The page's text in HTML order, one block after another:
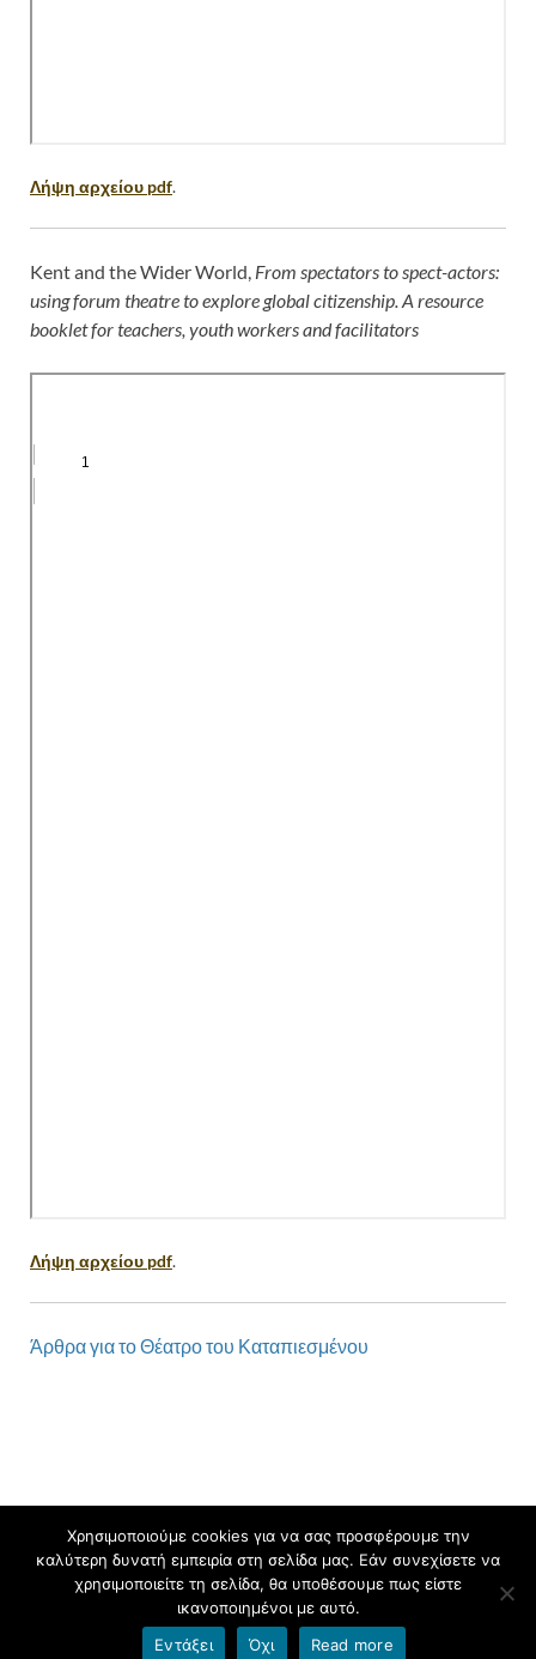
Λήψη αρχείου pdf.
Kent and the Wider World, From spectators to spect-actors:
using forum theatre to explore global citizenship.A resource
booklet for teachers, youth workersand facilitators
Λήψη αρχείου pdf.
Άρθρα για το Θέατρο του Καταπιεσμένου
Πνευματικά δικαιώματα © 2026
blogs.sch.grκαιHitMag.
Χρησιμοποιούμε cookies για να σας προσφέρουμε την
καλύτερη δυνατή εμπειρία στη σελίδα μας. Εάν συνεχίσετε να
χρησιμοποιείτε τη σελίδα, θα υποθέσουμε πως είστε
ικανοποιημένοι με αυτό.
Εντάξει
Όχι Read more